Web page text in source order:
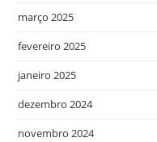
março 2025
fevereiro 2025
janeiro 2025
dezembro 2024
novembro 2024